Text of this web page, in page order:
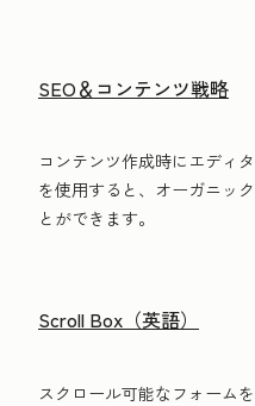
SEO＆コンテンツ戦略
コンテンツ作成時にエディ
を使用すると、オーガニッ
とができます。
Scroll Box（英語）
スクロール可能なフォーム